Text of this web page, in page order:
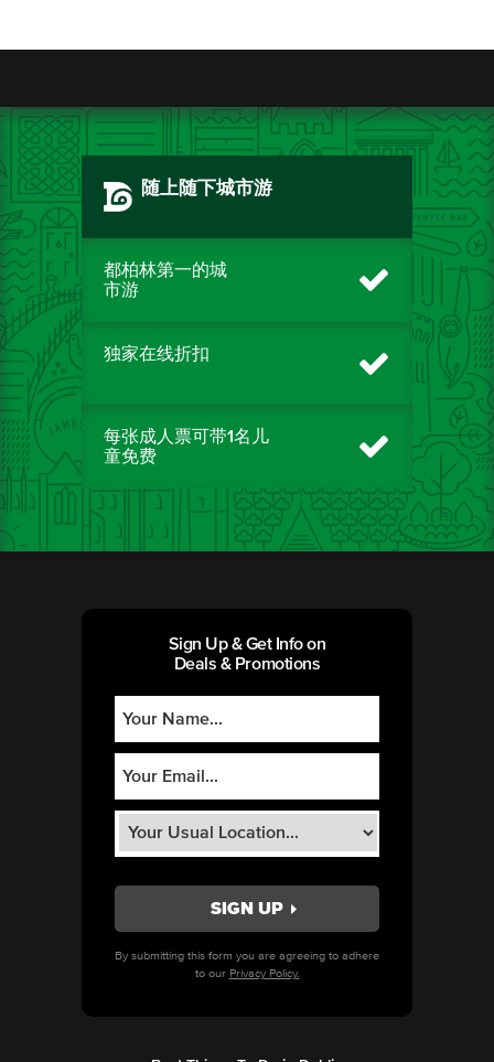
随上随下城市游
都柏林第一的城
市游
独家在线折扣
每张成人票可带1名儿
童免费
Sign Up & Get Info on
Deals & Promotions
By submitting this form you are agreeing to adhere
to our Privacy Policy.